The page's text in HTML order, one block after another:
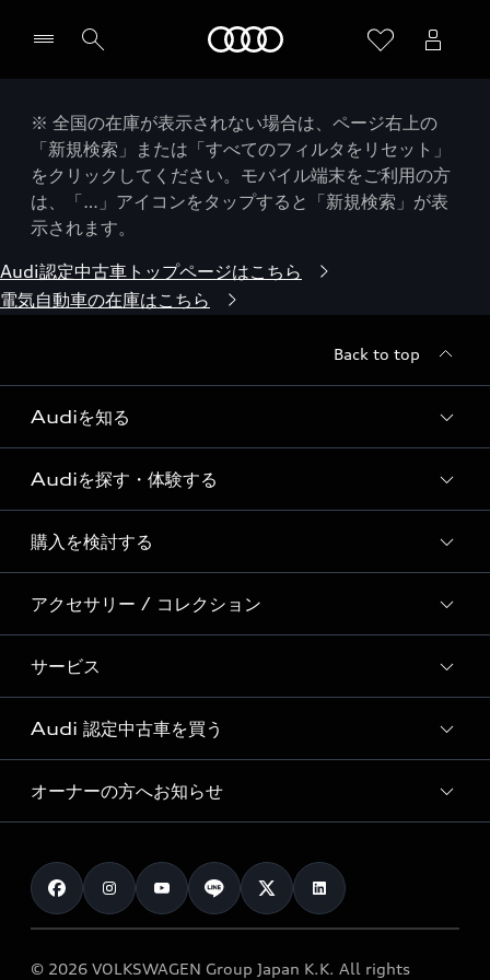
※ 全国の在庫が表示されない場合は、ページ右上の
「新規検索」または「すべてのフィルタをリセット」
をクリックしてください。モバイル端末をご利用の方
は、「…」アイコンをタップすると「新規検索」が表
示されます。
Audi認定中古車トップページはこちら
電気自動車の在庫はこちら
Back to top
Audiを知る
Audi ブランド
Story of Progress
Audi Sport
Formula 1®
デジタルサービス
Audiを探す・体験する
ディーラー検索
新車在庫検索
試乗車・展示車検索
見積り依頼
試乗予約
購入を検討する
モデル一覧
特別仕様モデル / 限定モデル
e-tronラインアップ
価格シミュレーション
車両比較
カタログ一覧
アクセサリー / コレクション
純正アクセサリー
オンラインショップ
Audi collection
アウディナビアプリ
サービス
サービス入庫予約
サービスプログラム
メンテナンス
車検 / 定期点検
e-tronアフターサポート
Audi 認定中古車を買う
Audi認定中古車
クオリティ
保証
メンテナンス
オーナーの方へお知らせ
お知らせ
オーナー様向けキャンペーン
© 2026 VOLKSWAGEN Group Japan K.K. All rights